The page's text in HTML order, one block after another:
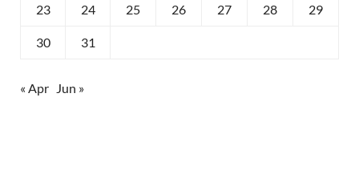
23 24 25 26 27 28 29
30 31
« Apr Jun »